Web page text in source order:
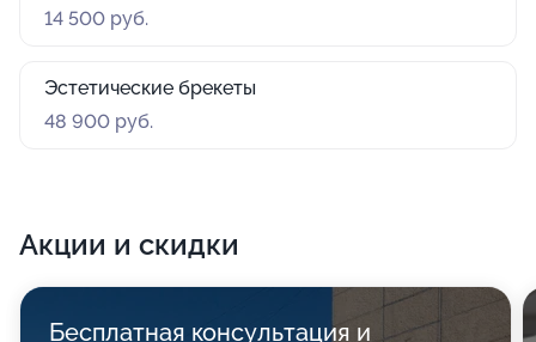
14 500 руб.
Эстетические брекеты
48 900 руб.
Акции и скидки
Бесплатная консультация и